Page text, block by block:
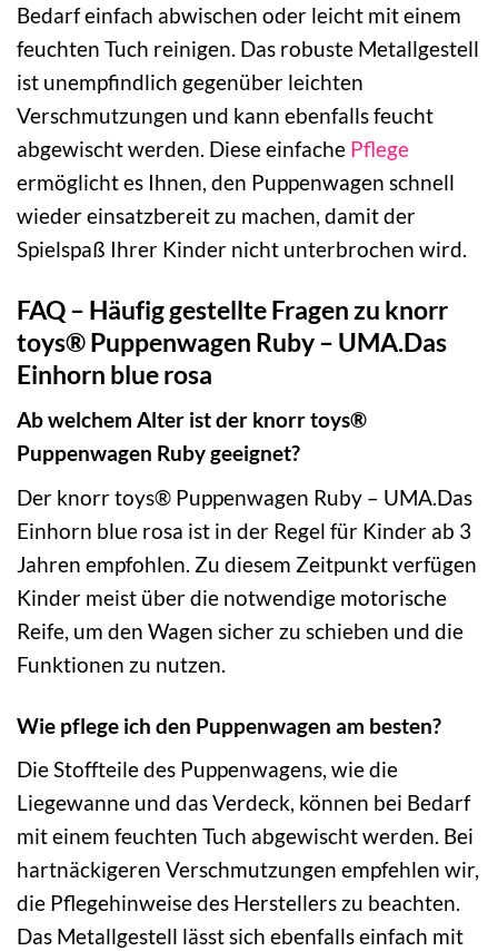
Bedarf einfach abwischen oder leicht mit einem
feuchten Tuch reinigen. Das robuste Metallgestell
ist unempfindlich gegenüber leichten
Verschmutzungen und kann ebenfalls feucht
abgewischt werden. Diese einfache Pflege
ermöglicht es Ihnen, den Puppenwagen schnell
wieder einsatzbereit zu machen, damit der
Spielspaß Ihrer Kinder nicht unterbrochen wird.
FAQ – Häufig gestellte Fragen zu knorr
toys® Puppenwagen Ruby – UMA.Das
Einhorn blue rosa
Ab welchem Alter ist der knorr toys®
Puppenwagen Ruby geeignet?
Der knorr toys® Puppenwagen Ruby – UMA.Das
Einhorn blue rosa ist in der Regel für Kinder ab 3
Jahren empfohlen. Zu diesem Zeitpunkt verfügen
Kinder meist über die notwendige motorische
Reife, um den Wagen sicher zu schieben und die
Funktionen zu nutzen.
Wie pflege ich den Puppenwagen am besten?
Die Stoffteile des Puppenwagens, wie die
Liegewanne und das Verdeck, können bei Bedarf
mit einem feuchten Tuch abgewischt werden. Bei
hartnäckigeren Verschmutzungen empfehlen wir,
die Pflegehinweise des Herstellers zu beachten.
Das Metallgestell lässt sich ebenfalls einfach mit